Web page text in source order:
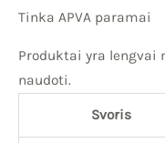
Tinka APVA paramai
Produktai yra
naudoti.
Svoris